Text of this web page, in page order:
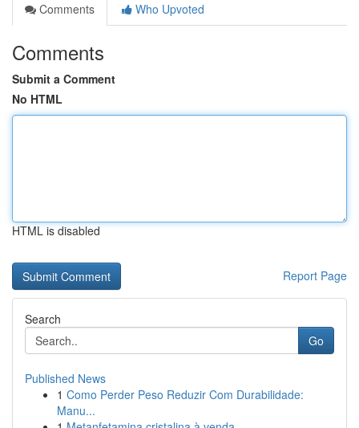
Comments
Who Upvoted
Comments
Submit a Comment
No HTML
HTML is disabled
Report Page
Search
Go
Published News
1 Como Perder Peso Reduzir Com Durabilidade:
Manu...